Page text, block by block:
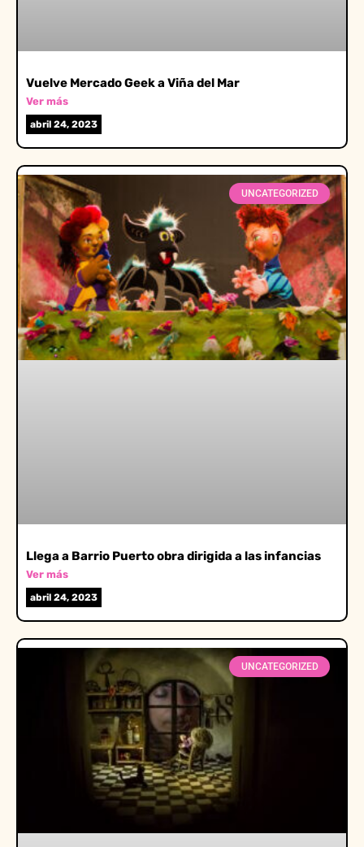
Vuelve Mercado Geek a Viña del Mar
Ver más
abril 24, 2023
UNCATEGORIZED
Llega a Barrio Puerto obra dirigida a las infancias
Ver más
abril 24, 2023
UNCATEGORIZED